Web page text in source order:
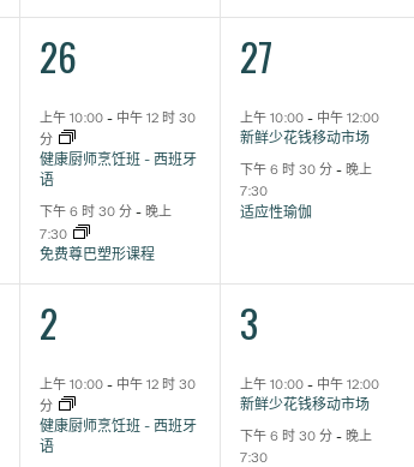
2
活
动,
26
上午 10:00 - 中午 12 时 30
分
健康厨师烹饪班 - 西班牙
语
下午 6 时 30 分 - 晚上
7:30
免费尊巴塑形课程
2
活
动,
27
上午 10:00- 中午 12:00
新鲜少花钱移动市场
下午 6 时 30 分- 晚上
7:30
适应性瑜伽
2
活
动,
2
上午 10:00 - 中午 12 时 30
分
健康厨师烹饪班 - 西班牙
语
2
活
动,
3
上午 10:00- 中午 12:00
新鲜少花钱移动市场
下午 6 时 30 分-晚上
7:30